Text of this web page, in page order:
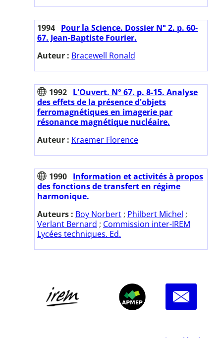
1994 Pour la Science. Dossier N° 2. p. 60-
67. Jean-Baptiste Fourier.
Auteur : Bracewell Ronald
1992 L'Ouvert. N° 67. p. 8-15. Analyse
des effets de la présence d'objets
ferromagnétiques en imagerie par
résonance magnétique nucléaire.
Auteur : Kraemer Florence
1990 Information et activités à propos
des fonctions de transfert en régime
harmonique.
Auteurs : Boy Norbert ; Philbert Michel ;
Verlant Bernard ; Commission inter-IREM
Lycées techniques. Ed.